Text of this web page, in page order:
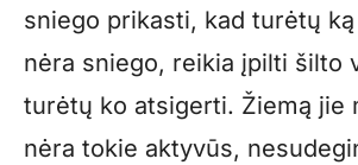
sniego prikasti, kad turėtų
nėra sniego, reikia įpilti šilto
turėtų ko atsigerti. Žiemą jie
nėra tokie aktyvūs,